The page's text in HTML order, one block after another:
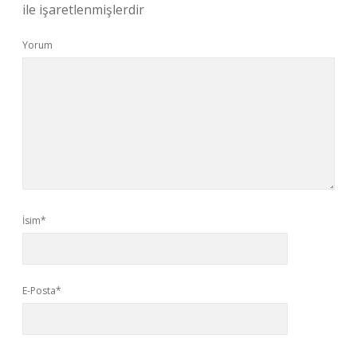
ile işaretlenmişlerdir
Yorum
İsim*
E-Posta*